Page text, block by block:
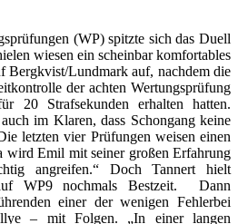
(WP) spitzte sich das Duell
wiesen ein scheinbar komfortables
Bergkvist/Lundmark auf, nachdem die
der achten Wertungsprüfung
20 Strafsekunden erhalten hatten.
im Klaren, dass Schongang keine
letzten vier Prüfungen weisen einen
wird Emil mit seiner großen Erfahrung
angreifen.“ Doch Tannert hielt
WP9 nochmals Bestzeit. Dann
einer der wenigen Fehlerbei
– mit Folgen. „In einer langen